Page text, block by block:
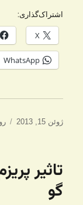
اشتراک‌گذاری:
X
WhatsApp
ارسال
ژوئن 15, 2013
تاثیر
گو